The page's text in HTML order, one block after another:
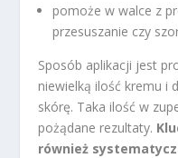
pomoże w walce z
przesuszanie czy
Sposób aplikacji jest
niewielką ilość kremu i
skórę. Taka ilość w
pożądane rezultaty.
również